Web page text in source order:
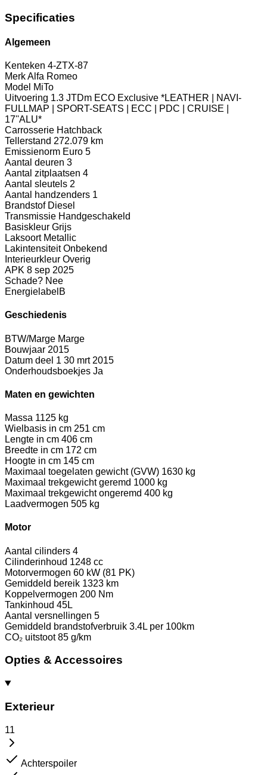
Specificaties
Algemeen
Kenteken 4-ZTX-87
MerkAlfa Romeo
Model MiTo
Uitvoering 1.3 JTDm ECO Exclusive *LEATHER | NAVI-
FULLMAP | SPORT-SEATS | ECC | PDC | CRUISE |
17''ALU*
Carrosserie Hatchback
Tellerstand 272.079 km
Emissienorm Euro 5
Aantal deuren 3
Aantal zitplaatsen 4
Aantal sleutels 2
Aantal handzenders 1
Brandstof Diesel
Transmissie Handgeschakeld
Basiskleur Grijs
Laksoort Metallic
Lakintensiteit Onbekend
Interieurkleur Overig
APK 8 sep 2025
Schade? Nee
Energielabel B
Geschiedenis
BTW/Marge Marge
Bouwjaar 2015
Datum deel 1 30 mrt 2015
Onderhoudsboekjes Ja
Maten en gewichten
Massa 1125 kg
Wielbasis in cm 251 cm
Lengte in cm 406 cm
Breedte in cm 172 cm
Hoogte in cm 145 cm
Maximaal toegelaten gewicht (GVW) 1630 kg
Maximaal trekgewicht geremd 1000 kg
Maximaal trekgewicht ongeremd 400 kg
Laadvermogen 505 kg
Motor
Aantal cilinders 4
Cilinderinhoud 1248 cc
Motorvermogen 60 kW (81 PK)
Gemiddeld bereik 1323 km
Koppelvermogen 200 Nm
Tankinhoud 45L
Aantal versnellingen 5
Gemiddeld brandstofverbruik 3.4L per 100km
CO₂ uitstoot 85 g/km
Opties & Accessoires
Exterieur
11
Achterspoiler